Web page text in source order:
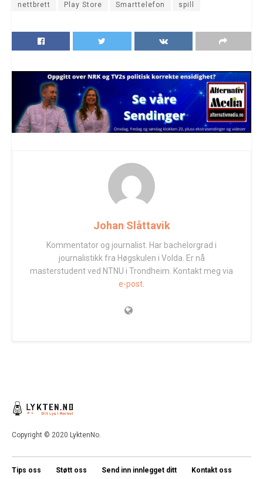
nettbrett Play Store Smarttelefon spill
Johan Slåttavik
Kommentator og journalist. Har bachelorgrad i
journalistikk fra Høgskulen i Volda. Er nå
masterstudent ved NTNU i Trondheim. Kontakt meg via
e-post.
Copyright © 2020 LyktenNo.
Tips oss Støtt oss Send inn innlegget ditt Kontakt oss